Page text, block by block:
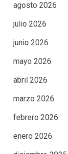
agosto 2026
julio 2026
junio 2026
mayo 2026
abril 2026
marzo 2026
febrero 2026
enero 2026